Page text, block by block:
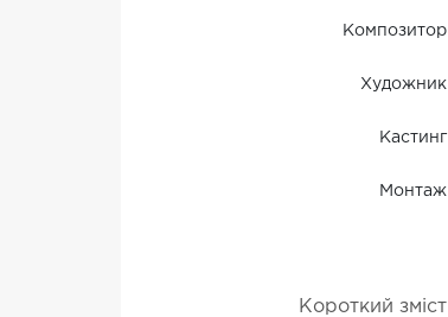
Композитор
Художник
Кастинг
Монтаж
Короткий зміст